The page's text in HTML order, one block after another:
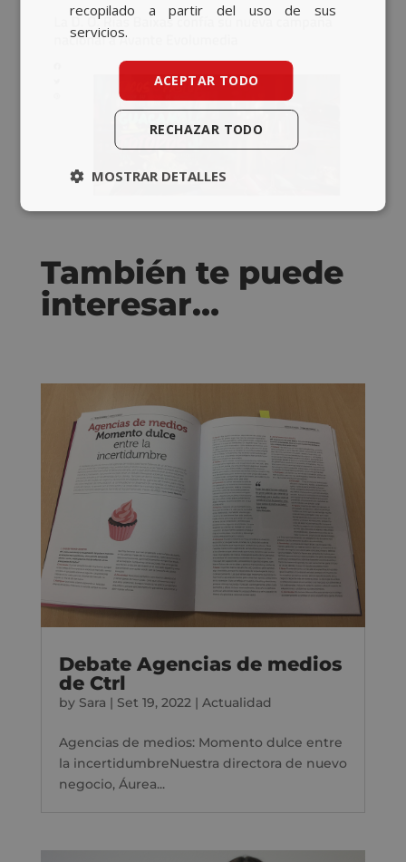
También te puede
interesar…
Debate Agencias de medios
de Ctrl
by Sara | Set 19, 2022| Actualidad
Agencias de medios: Momento dulce entre
la incertidumbreNuestra directora de nuevo
negocio, Áurea...
recopilado a partir del uso de sus
servicios.
ACEPTAR TODO
RECHAZAR TODO
MOSTRAR DETALLES